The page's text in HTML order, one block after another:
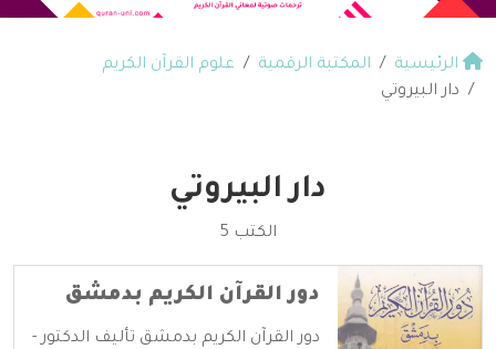
الرئيسية المكتبة الرقمية
علوم القرآن الكريم
دار البيروتي
دار البيروتي
الكتب 5
دور القرآن الكريم بدمشق
دور القرآن الكريم بدمشق تأليف الدكتور -